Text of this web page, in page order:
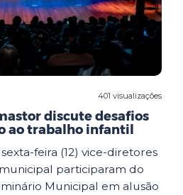
401 visualizações
discute desafios
ao trabalho infantil
feira (12) vice-diretores
participaram do
Municipal em alusão